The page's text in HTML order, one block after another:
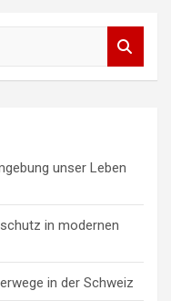
unser Leben
in modernen
in der Schweiz